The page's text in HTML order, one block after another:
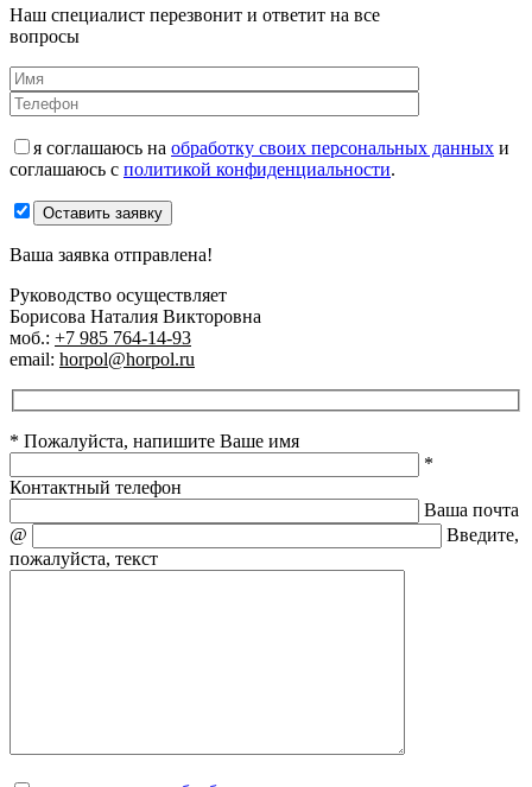
Наш специалист перезвонит и ответит на все
вопросы
я соглашаюсь на обработку своих персональных данных и
соглашаюсь с политикой конфиденциальности.
Оставить заявку
Ваша заявка отправлена!
Руководство осуществляет
Борисова Наталия Викторовна
моб.: +7 985 764-14-93
email: horpol@horpol.ru
* Пожалуйста, напишите Ваше имя
*
Контактный телефон
Ваша почта
@
Введите,
пожалуйста, текст